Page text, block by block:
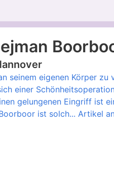
seinem eigenen Körper
einer
gelungenen Eingriff ist
ist solch... Artikel